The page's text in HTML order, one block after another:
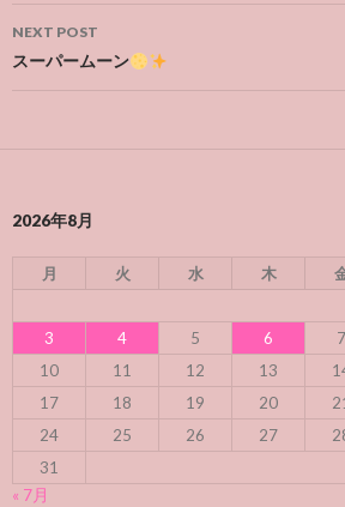
NEXT POST
スーパームーン
2026年8月
月 火 水 木
3
4 5 6 7
10
11 12 13
17
18 19 20
24
25 26 27
31
« 7月